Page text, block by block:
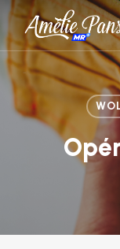
Skip
main
content